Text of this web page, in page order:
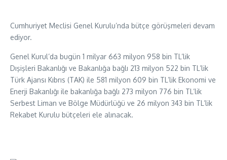
Cumhuriyet Meclisi Genel Kurulu’nda bütçe görüşmeleri devam
ediyor.
Genel Kurul’da bugün 1 milyar 663 milyon 958 bin TL’lik
Dışişleri Bakanlığı ve Bakanlığa bağlı 213 milyon 522 bin TL’lik
Türk Ajansı Kıbrıs (TAK) ile 581 milyon 609 bin TL’lik Ekonomi ve
Enerji Bakanlığı ile bakanlığa bağlı 273 milyon 776 bin TL’lik
Serbest Liman ve Bölge Müdürlüğü ve 26 milyon 343 bin TL’lik
Rekabet Kurulu bütçeleri ele alınacak.